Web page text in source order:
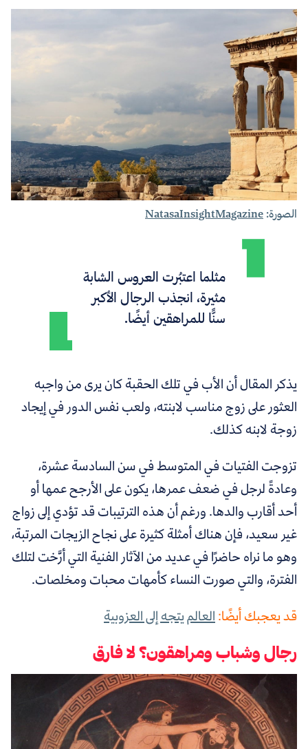
الصورة:NatasaInsightMagazine
مثلما اعتبُرت العروس الشابة
مثيرة، انجذب الرجال الأكبر
سنًّا للمراهقين أيضًا.
يذكر المقال أن الأب في تلك الحقبة كان يرى من واجبه
العثور على زوج مناسب لابنته، ولعب نفس الدور في إيجاد
زوجة لابنه كذلك.
تزوجت الفتيات في المتوسط في سن السادسة عشرة،
وعادةً لرجل في ضعف عمرها، يكون على الأرجح عمها أو
أحد أقارب والدها.ورغم أن هذه الترتيبات قد تؤدي إلى زواج
غير سعيد، فإن هناك أمثلة كثيرة على نجاح الزيجات المرتبة،
وهو ما نراه حاضرًا في عديد من الآثار الفنية التي أرَّخت لتلك
الفترة، والتي صورت النساء كأمهات محبات ومخلصات.
قد يعجبك أيضًا:العالم يتجه إلى العزوبية
رجال وشباب ومراهقون؟ لا فارق